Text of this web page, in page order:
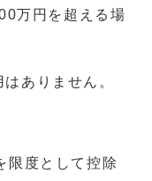
万円を超える場
ません。
限度として控除